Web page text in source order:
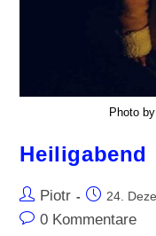
Photo
Heiligabend
Piotr 24.
0 Kommentare